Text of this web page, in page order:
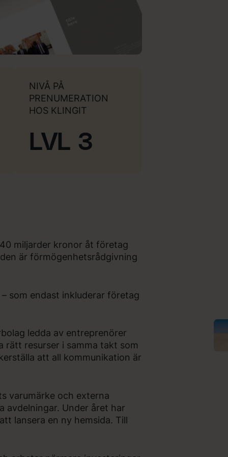
NIVÅ PÅ
PRENUMERATION
HOS KLINGIT
LVL 3
miljarder kronor åt företag
är förmögenhetsrådgivning
som endast inkluderar företag
ledda av entreprenörer
rätt resurser i samma takt som
att all kommunikation är
varumärke och externa
avdelningar. Under året har
lansera en ny hemsida. Till